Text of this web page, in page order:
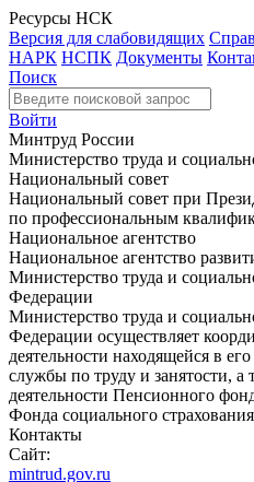
Ресурсы НСК
Версия для слабовидящих
НАРК НСПК Документы
Поиск
Войти
Минтруд России
Министерство труда и
Национальный совет
Национальный совет при
по профессиональным
Национальное агентство
Национальное агентство
Министерство труда и
Федерации
Министерство труда и
Федерации осуществляет
деятельности находящейся в
службы по труду и занятости,
деятельности Пенсионного
Фонда социального
Контакты
Сайт:
mintrud.gov.ru